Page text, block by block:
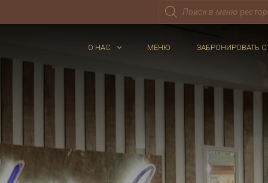
Поиск
товаров
О НАС МЕНЮ ЗАБРОНИРОВАТЬ